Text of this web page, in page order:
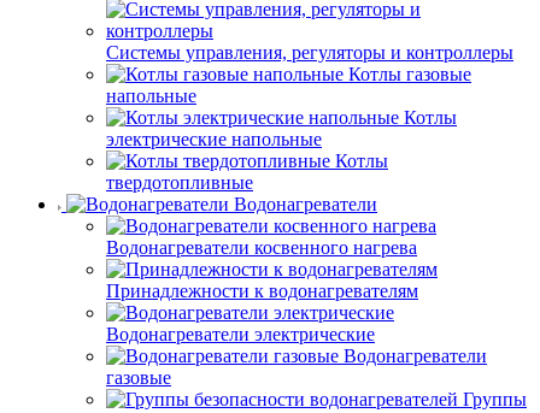
Системы управления, регуляторы и контроллеры
Котлы газовые
напольные
Котлы
электрические напольные
Котлы
твердотопливные
Водонагреватели
Водонагреватели косвенного нагрева
Принадлежности к водонагревателям
Водонагреватели электрические
Водонагреватели
газовые
Группы